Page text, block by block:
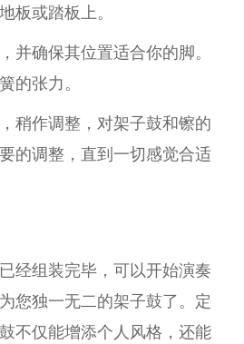
板或踏板上。
并确保其位置适合你的脚。
的张力。
稍作调整，对架子鼓和镲的
的调整，直到一切感觉合适
经组装完毕，可以开始演奏
您独一无二的架子鼓了。定
不仅能增添个人风格，还能